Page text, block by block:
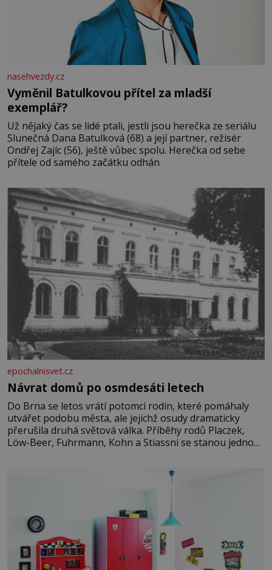
nasehvezdy.cz
Vyměnil Batulkovou přítel za mladší
exemplář?
Už nějaký čas se lidé ptali, jestli jsou herečka ze seriálu
Slunečná Dana Batulková (68) a její partner, režisér
Ondřej Zajíc (56), ještě vůbec spolu. Herečka od sebe
přítele od samého začátku odhán
epochalnisvet.cz
Návrat domů po osmdesáti letech
Do Brna se letos vrátí potomci rodin, které pomáhaly
utvářet podobu města, ale jejichž osudy dramaticky
přerušila druhá světová válka. Příběhy rodů Placzek,
Löw-Beer, Fuhrmann, Kohn a Stiassni se stanou jednou
jednoduché. Místa, která si člověk pamatuje z rodinných